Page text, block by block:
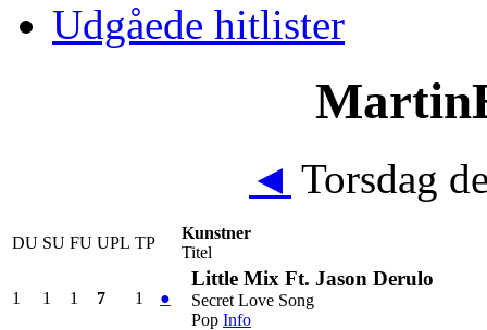
Udgåede hitlister
◄ Torsdag
DU SU FU UPL TP
Kunstner
Titel
1 1 1 7 1 ●
Little Mix Ft. Jason Derulo
Secret Love Song
Pop Info